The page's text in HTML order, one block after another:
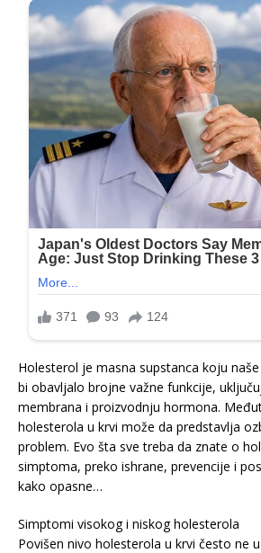
Holesterol je masna supstanca koju
bi obavljalo brojne važne funkcije,
membrana i proizvodnju hormona.
holesterola u krvi može da predstavlja
problem. Evo šta sve treba da znate o
simptoma, preko ishrane, prevencije i
kako opasne…
Simptomi visokog i niskog holesterola
Povišen nivo holesterola u krvi često ne